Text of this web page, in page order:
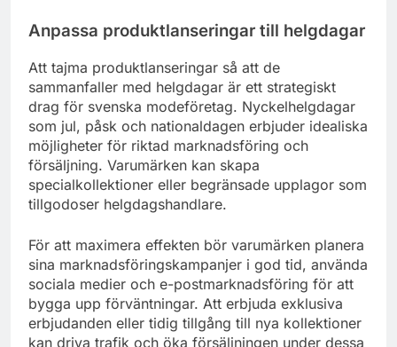
Anpassa produktlanseringar till helgdagar
Att tajma produktlanseringar så att de
sammanfaller med helgdagar är ett strategiskt
drag för svenska modeföretag. Nyckelhelgdagar
som jul, påsk och nationaldagen erbjuder idealiska
möjligheter för riktad marknadsföring och
försäljning. Varumärken kan skapa
specialkollektioner eller begränsade upplagor som
tillgodoser helgdagshandlare.
För att maximera effekten bör varumärken planera
sina marknadsföringskampanjer i god tid, använda
sociala medier och e-postmarknadsföring för att
bygga upp förväntningar. Att erbjuda exklusiva
erbjudanden eller tidig tillgång till nya kollektioner
kan driva trafik och öka försäljningen under dessa